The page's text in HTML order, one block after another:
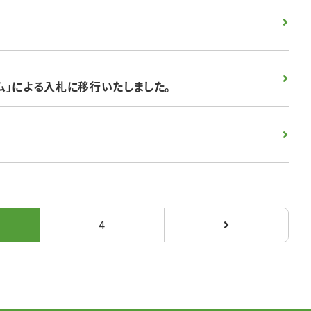
による入札に移行いたしました。
4